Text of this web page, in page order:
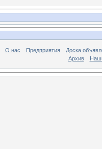
О нас Предприятия
Доска
Архив